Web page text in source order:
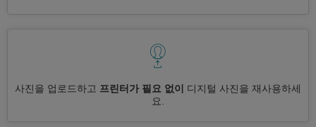
사진을 업로드하고 프린터가 필요 없이
디지털 사진을 재사용하세
요.